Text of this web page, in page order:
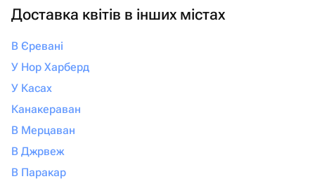
что всё будет выполнено с любовью и
именно сюда. Вы точно не пожалеете!
Доставка квітів в інших містах
В Єревані
У Нор Харберд
У Касах
Канакераван
В Мерцаван
В Джрвеж
В Паракар